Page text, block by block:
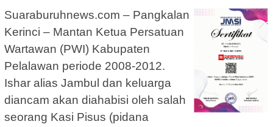
Suaraburuhnews.com – Pangkalan
Kerinci – Mantan Ketua Persatuan
Wartawan (PWI) Kabupaten
Pelalawan periode 2008-2012.
Ishar alias Jambul dan keluarga
diancam akan diahabisi oleh salah
seorang Kasi Pisus (pidana